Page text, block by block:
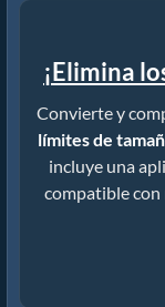
¡Elimina
Convierte y
límites de
incluye una
compatible con